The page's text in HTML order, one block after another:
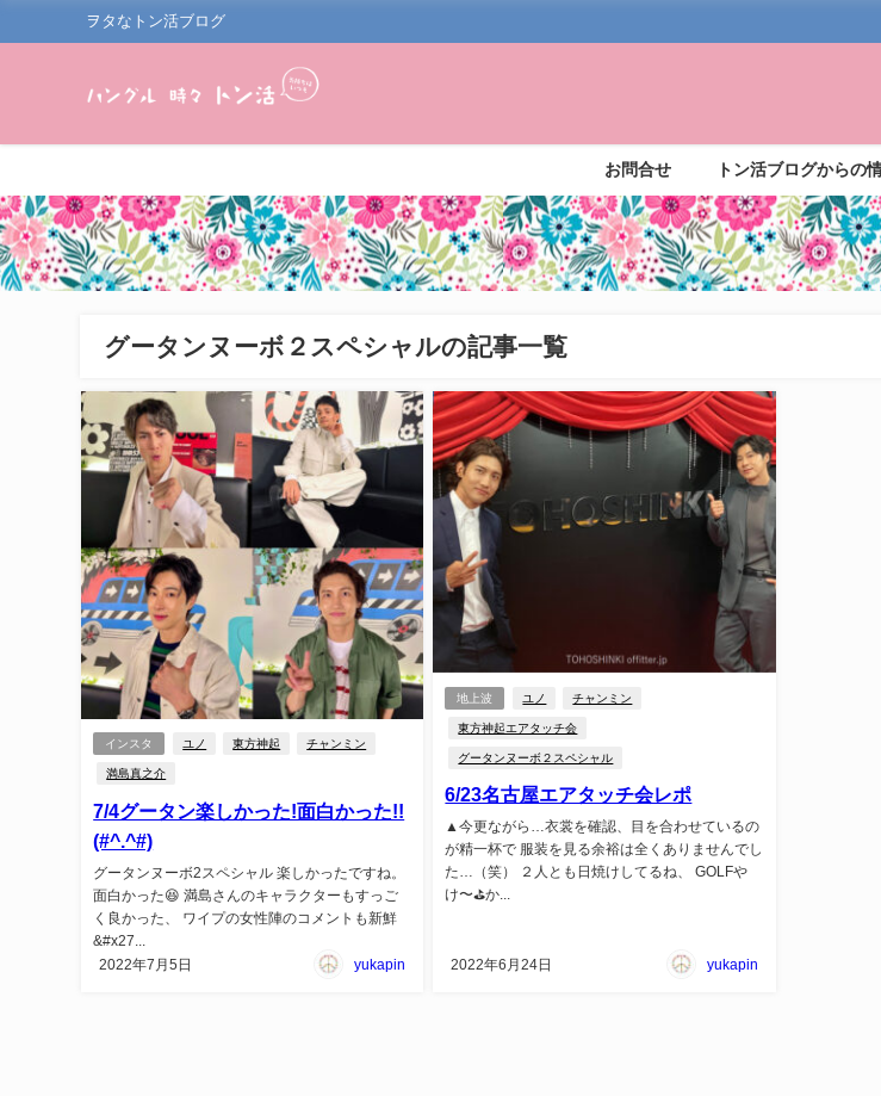
ヲタなトン活ブログ
お問合せ トン活ブログからの
グータンヌーボ２スペシャルの記事一覧
インスタ ユノ 東方神起 チャンミン
満島真之介
7/4グータン楽しかった!面白かった!!
(#^.^#)
グータンヌーボ2スペシャル 楽しかったですね。
面白かった😆 満島さんのキャラクターもすっご
く良かった、 ワイプの女性陣のコメントも新鮮
&#x27...
2022年7月5日
yukapin
地上波 ユノ チャンミン
東方神起エアタッチ会
グータンヌーボ２スペシャル
6/23名古屋エアタッチ会レポ
▲今更ながら…衣裳を確認、目を合わせているの
が精一杯で 服装を見る余裕は全くありませんでし
た…（笑） ２人とも日焼けしてるね、 GOLFや
け〜⛳か...
2022年6月24日 yukapin